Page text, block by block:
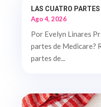
LAS CUATRO
Ago 4, 2026
Por Evelyn Linares
partes de Medicare?
partes de...